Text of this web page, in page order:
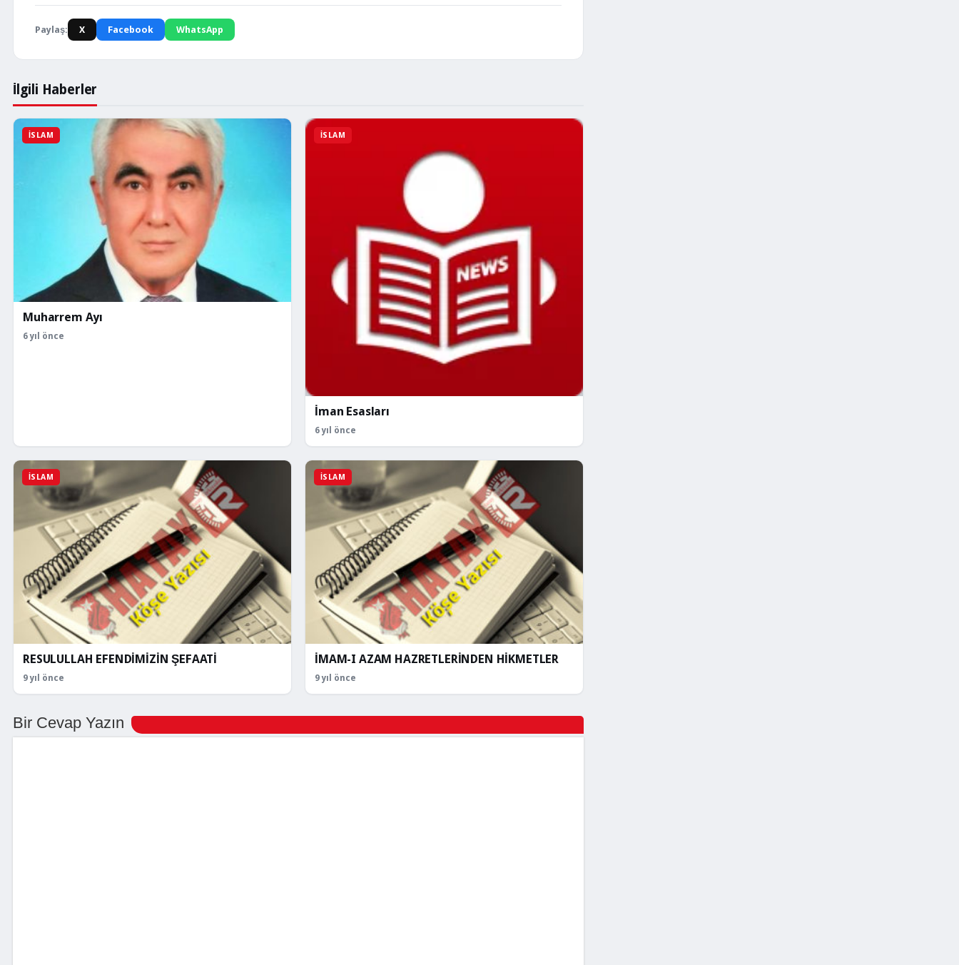
Paylaş: X Facebook WhatsApp
İlgili Haberler
İSLAM
Muharrem Ayı
6 yıl önce
İSLAM
İman Esasları
6 yıl önce
İSLAM
RESULULLAH EFENDİMİZİN ŞEFAATİ
9 yıl önce
İSLAM
İMAM-I AZAM HAZRETLERİNDEN HİKMETLER
9 yıl önce
Bir Cevap Yazın